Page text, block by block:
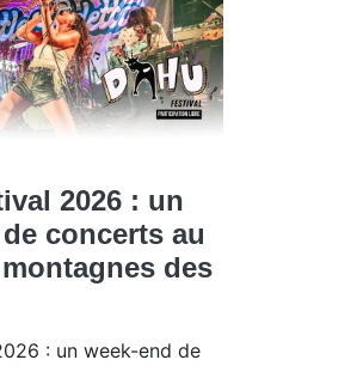
2026 : un
concerts au
des
: un week-end de